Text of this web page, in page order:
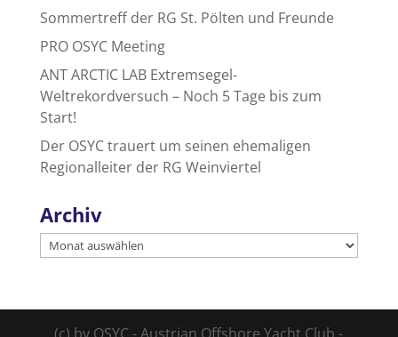
Sommertreff der RG St. Pölten und Freunde
PRO OSYC Meeting
ANT ARCTIC LAB Extremsegel-
Weltrekordversuch – Noch 5 Tage bis zum
Start!
Der OSYC trauert um seinen ehemaligen
Regionalleiter der RG Weinviertel
Archiv
Archiv